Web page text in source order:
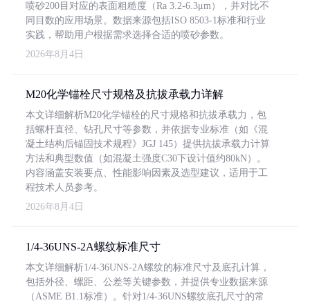
喷砂200目对应的表面粗糙度（Ra 3.2-6.3μm），并对比不
同目数的应用场景。数据来源包括ISO 8503-1标准和行业
实践，帮助用户根据需求选择合适的喷砂参数。
2026年8月4日
M20化学锚栓尺寸规格及抗拔承载力详解
本文详细解析M20化学锚栓的尺寸规格和抗拔承载力，包
括螺杆直径、钻孔尺寸等参数，并依据专业标准（如《混
凝土结构后锚固技术规程》JGJ 145）提供抗拔承载力计算
方法和典型数值（如混凝土强度C30下设计值约80kN）。
内容涵盖安装要点、性能影响因素及选型建议，适用于工
程技术人员参考。
2026年8月4日
1/4-36UNS-2A螺纹标准尺寸
本文详细解析1/4-36UNS-2A螺纹的标准尺寸及底孔计算，
包括外径、螺距、公差等关键参数，并提供专业数据来源
（ASME B1.1标准）。针对1/4-36UNS螺纹底孔尺寸的常